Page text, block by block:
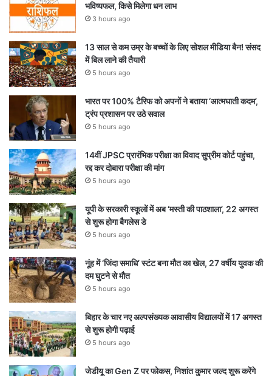
भविष्यफल, किसे मिलेगा धन लाभ
3 hours ago
13 साल से कम उम्र के बच्चों के लिए सोशल मीडिया बैन! संसद
में बिल लाने की तैयारी
5 hours ago
भारत पर 100% टैरिफ को अपनों ने बताया ‘आत्मघाती कदम’,
ट्रंप प्रशासन पर उठे सवाल
5 hours ago
14वीं JPSC प्रारंभिक परीक्षा का विवाद सुप्रीम कोर्ट पहुंचा,
रद्द कर दोबारा परीक्षा की मांग
5 hours ago
यूपी के सरकारी स्कूलों में अब ‘मस्ती की पाठशाला’, 22 अगस्त
से शुरू होगा बैगलेस डे
5 hours ago
नूंह में ‘जिंदा समाधि’ स्टंट बना मौत का खेल, 27 वर्षीय युवक की
दम घुटने से मौत
5 hours ago
बिहार के चार नए अल्पसंख्यक आवासीय विद्यालयों में 17 अगस्त
से शुरू होगी पढ़ाई
5 hours ago
जेडीयू का Gen Z पर फोकस, निशांत कुमार जल्द शुरू करेंगे